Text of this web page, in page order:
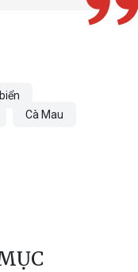
Cà Mau